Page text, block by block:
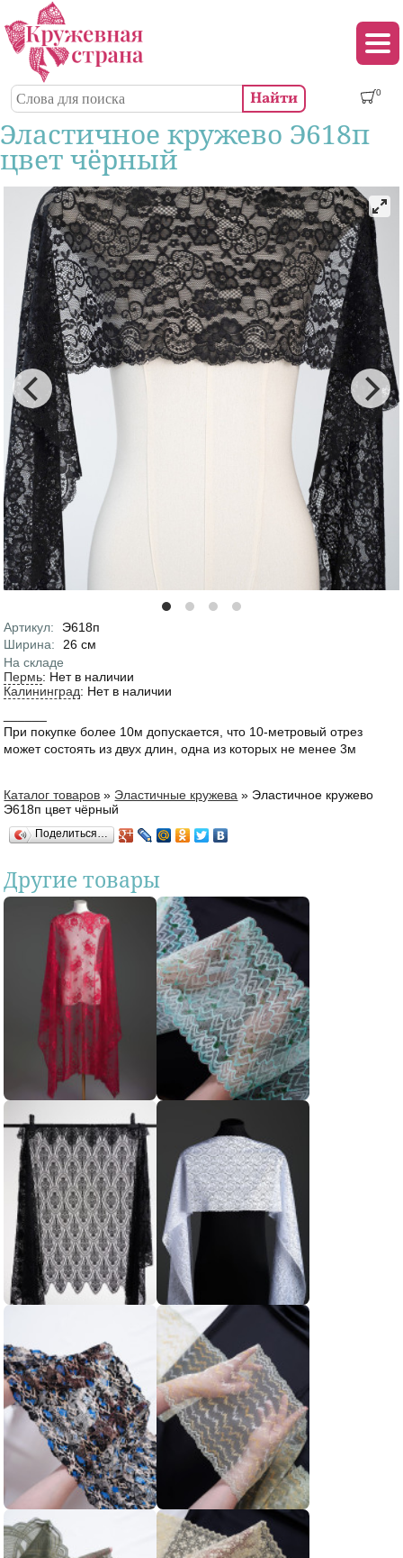
Перейти к основному содержанию
Форма поиска
Поиск 0
Эластичное кружево Э618п
цвет чёрный
Артикул:
Э618п
Характеристики
Ширина: 26 см
На складе
Пермь: Нет в наличии
Калининград: Нет в наличии
При покупке более 10м допускается, что 10-метровый отрез
может состоять из двух длин, одна из которых не менее 3м
Вы здесь
Каталог товаров » Эластичные кружева » Эластичное кружево
Э618п цвет чёрный
Поделиться…
Другие товары